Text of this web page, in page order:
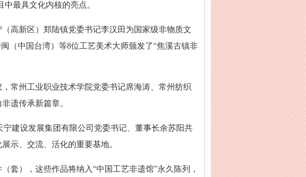
最具文化内核的亮点。
高新区）郑陆镇党委书记李汉田为国家级非物质文
（中国台湾）等8位工艺美术大师颁发了“焦溪古镇非
常州工业职业技术学院党委书记席海涛、常州纺织
遗传承新篇章。
建设发展集团有限公司党委书记、董事长余苏阳共
示、交流、活化的重要基地。
套 ），这些作品将纳入“中国工艺非遗馆”永久陈列，